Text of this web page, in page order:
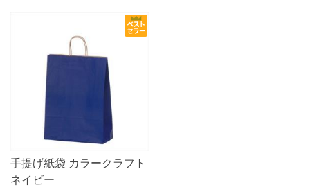
手提げ紙袋 カラークラフト
ネイビー